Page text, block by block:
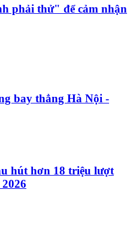
phải thử" để cảm nhận
bay thẳng Hà Nội -
hút hơn 18 triệu lượt